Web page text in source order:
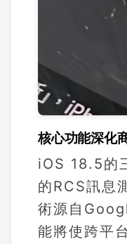
核心功能深化
iOS 18.5的
的RCS訊息
術源自
能將使跨平